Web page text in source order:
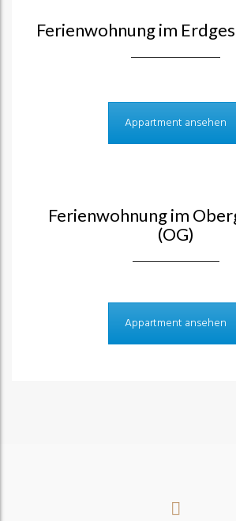
Ferienwohnung im
Appartment ansehen
Ferienwohnung im
(OG)
Appartment ansehen